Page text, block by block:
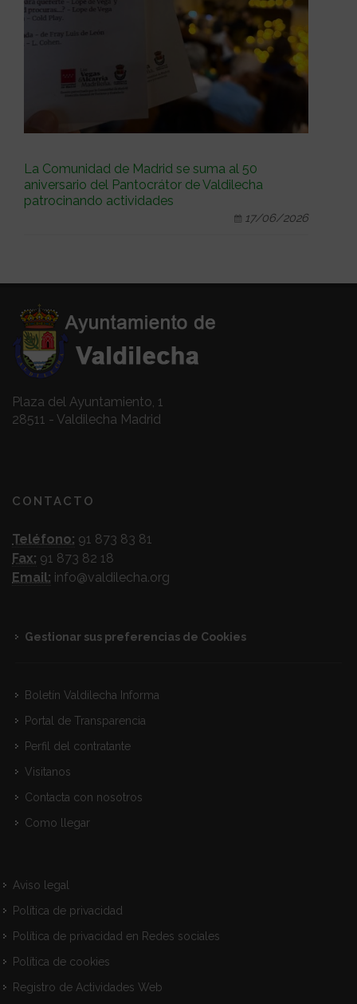
La Comunidad de Madrid se suma al 50
aniversario del Pantocrátor de Valdilecha
patrocinando actividades
17/06/2026
Plaza del Ayuntamiento, 1
28511 - Valdilecha Madrid
CONTACTO
Teléfono: 91 873 83 81
Fax: 91 873 82 18
Email: info@valdilecha.org
Gestionar sus preferencias de Cookies
Boletín Valdilecha Informa
Portal de Transparencia
Perfil del contratante
Visitanos
Contacta con nosotros
Como llegar
Aviso legal
Política de privacidad
Política de privacidad en Redes sociales
Política de cookies
Registro de Actividades Web